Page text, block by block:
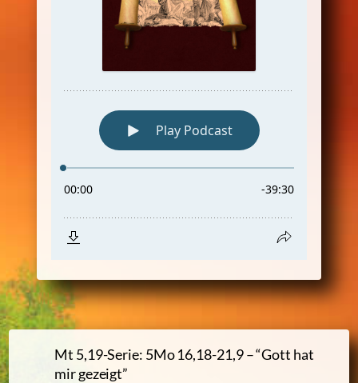
Mt 5,19-Serie: 5Mo 16,18-21,9 – “Gott hat
mir gezeigt”
WSG – klassische Ansicht